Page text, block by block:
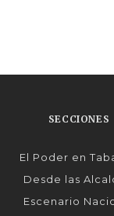
SECCIONES
El Poder en
Desde las
Escenario